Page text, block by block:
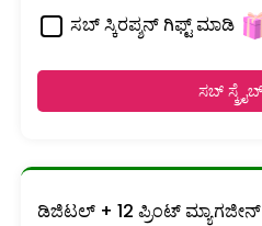
ಸಬ್ ಸ್ಕಿರಪ್ಶನ್ ಗಿಫ್ಟ್ ಮಾಡಿ
ಸಬ್
ಡಿಜಿಟಲ್ + 12 ಪ್ರಿಂಟ್ ಮ್ಯಾಗಜೀನ್